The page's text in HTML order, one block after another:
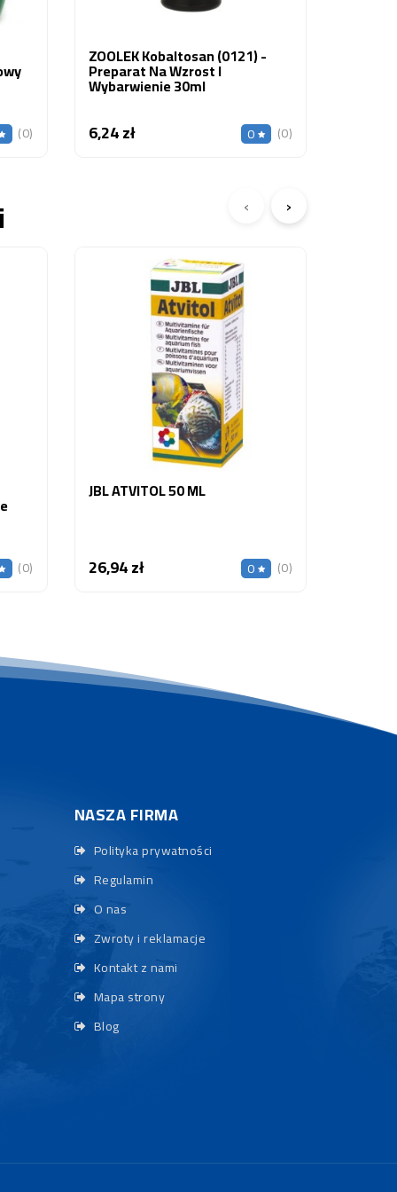
(0)
ZOOLEK Kobaltosan (0121) -
Preparat Na Wzrost I
Wybarwienie 30ml
6,24 złCena 0 (0)
(0)
JBL ATVITOL 50 ML
26,94 złCena 0 (0)
‹ ›
NASZA FIRMA
Polityka prywatności
Regulamin
O nas
Zwroty i reklamacje
Kontakt z nami
Mapa strony
Blog